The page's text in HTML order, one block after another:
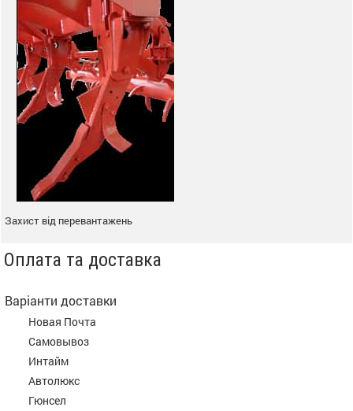
Захист від перевантажень
Оплата та доставка
Варіанти доставки
Новая Почта
Самовывоз
Интайм
Автолюкс
Гюнсел